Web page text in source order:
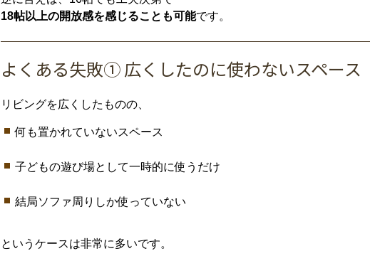
18帖以上の開放感を感じること も可能です。
よく ある失敗①広く したのに使わないスペース
リビングを広 く した ものの、
何 も置かれていないスペース
子どもの遊び場として一時的に使う だけ
結局ソファ周り しか使 っていない
という ケースは非常に多いです。